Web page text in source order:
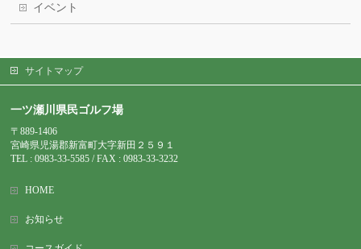
イベント
サイトマップ
一ツ瀬川県民ゴルフ場
〒889-1406
宮崎県児湯郡新富町大字新田２５９１
TEL : 0983-33-5585 / FAX : 0983-33-3232
HOME
お知らせ